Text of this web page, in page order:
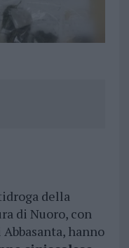
della
di Nuoro, con
hanno